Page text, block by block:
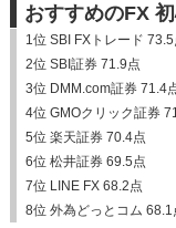
おすすめのFX
1位 SBI FXトレード 73.5
2位 SBI証券 71.9点
3位 DMM.com証券 71.4
4位 GMOクリック証券
5位 楽天証券 70.4点
6位 松井証券 69.5点
7位 LINE FX 68.2点
8位 外為どっとコム 68.1